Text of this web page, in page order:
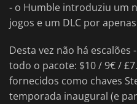
- o Humble introduziu um
jogos e um DLC por
Desta vez não há
todo o pacote: $10 / 9€ /
fornecidos como chaves
temporada inaugural (e